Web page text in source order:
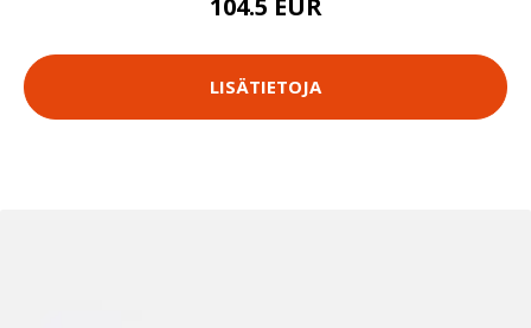
LISÄTIETOJA